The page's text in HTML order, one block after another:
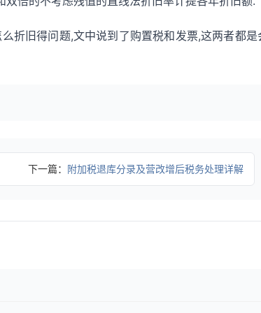
折旧得问题,文中说到了购置税和发票,这两者都是
下一篇： 附加税退库分录及营改增后税务处理详解